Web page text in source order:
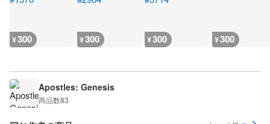
¥300 ¥300 ¥300 ¥300
Apostles: Genesis
商品数83